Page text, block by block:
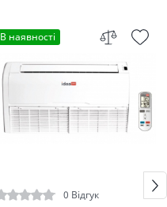
В наявності
0 Відгук